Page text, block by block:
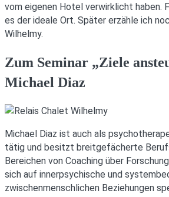
vom eigenen Hotel verwirklicht haben.
es der ideale Ort. Später erzähle ich
Wilhelmy.
Zum Seminar „Ziele
Michael Diaz
Michael Diaz ist auch als
tätig und besitzt breitgefächerte
Bereichen von Coaching über
sich auf innerpsychische und
zwischenmenschlichen Beziehungen